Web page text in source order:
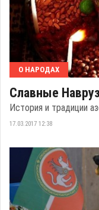
О НАРОДАХ
Славные
История и традиции
17.03.2017 12:38